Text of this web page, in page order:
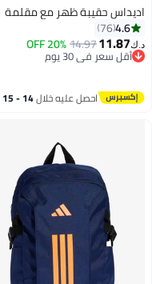
4
اديداس حقيبة ظهر مع مقلمة
4.6
76
د.ك‏11.87
14.97
20% OFF
أقل سعر في 30 يوم
أقل سعر في 30 يوم
احصل عليه خلال 14 - 15